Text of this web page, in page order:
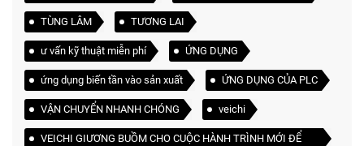
TÙNG LÂM TƯƠNG LAI
ư vấn kỹ thuật miễn phí ỨNG DỤNG
ứng dụng biến tần vào sản xuất ỨNG DỤNG CỦA PLC
VẬN CHUYỂN NHANH CHÓNG veichi
VEICHI GIƯƠNG BUỒM CHO CUỘC HÀNH TRÌNH MỚI ĐỂ